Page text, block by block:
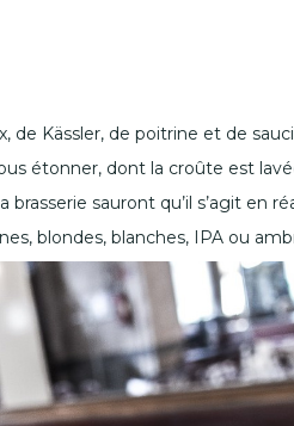
Kässler, de poitrine et de
étonner, dont la croûte est
brasserie sauront qu’il s’agit en
blondes, blanches, IPA ou